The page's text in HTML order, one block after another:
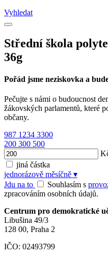
Vyhledat
Střední škola
36g
Pořád jsme neziskovka a
Pečujte s námi o budoucnost
žákovských parlamentů, které
občany.
987 1234 3300
200 300 500
jiná částka
jednorázově měsíčně ▾
Jdu na to
Souhlasím s
zpracováním osobních údajů.
Centrum pro demokratické
Libušina 49/3
128 00, Praha 2
IČO: 02493799